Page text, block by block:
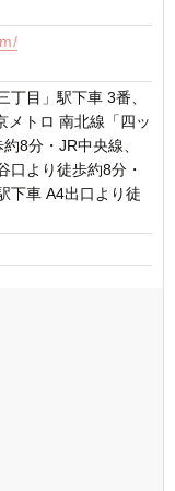
丁目」駅下車 3番、
メトロ 南北線「四ッ
8分・JR中央線、
口より徒歩約8分・
下車 A4出口より徒